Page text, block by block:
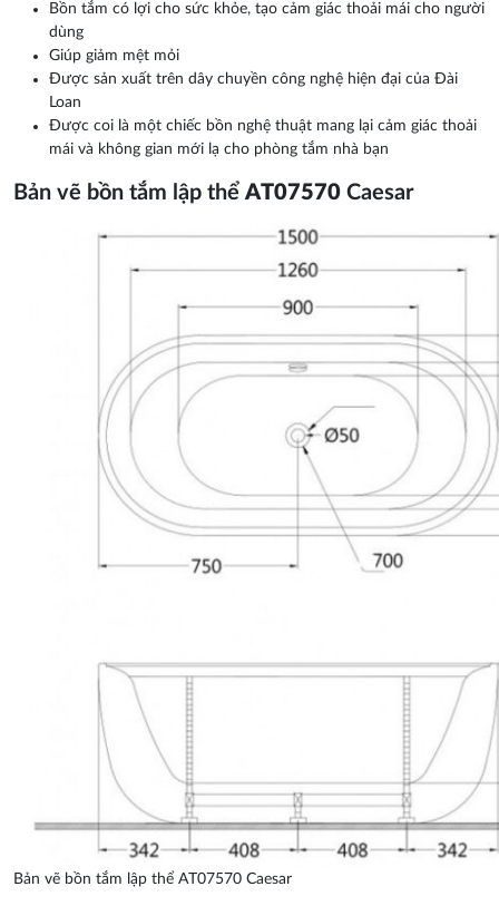
Bồn tắm có lợi cho sức khỏe, tạo cảm giác thoải mái cho người
dùng
Giúp giảm mệt mỏi
Được sản xuất trên dây chuyền công nghệ hiện đại của Đài
Loan
Được coi là một chiếc bồn nghệ thuật mang lại cảm giác thoải
mái và không gian mới lạ cho phòng tắm nhà bạn
Bản vẽ bồn tắm lập thể AT07570 Caesar
Bản vẽ bồn tắm lập thể AT07570 Caesar